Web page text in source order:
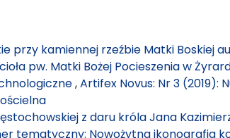
przy kamiennej rzeźbie Matki Boskiej
pw. Matki Bożej Pocieszenia w
,Artifex Novus: Nr 3 (2019):
z daru króla Jana
tematyczny: Nowożytna ikonografia